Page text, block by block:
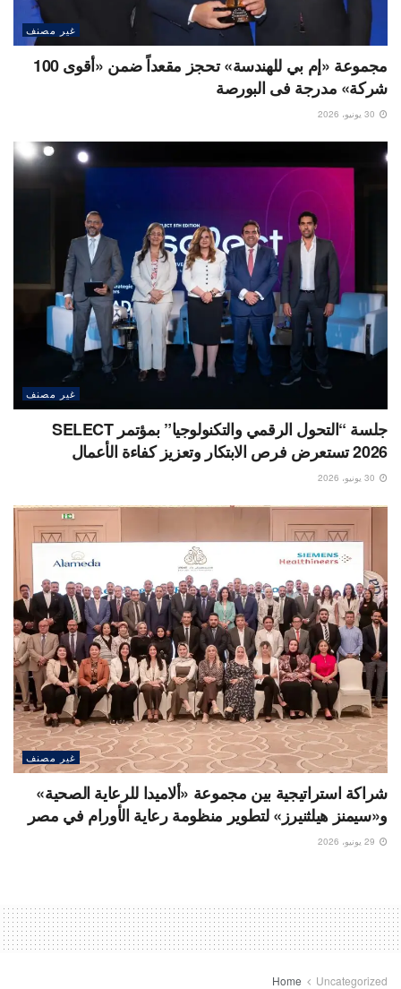
غير مصنف
مجموعة «إم بي للهندسة» تحجز مقعداً ضمن «أقوى 100
شركة» مدرجة فى البورصة
غير مصنف
جلسة “التحول الرقمي والتكنولوجيا” بمؤتمر SELECT
2026 تستعرض فرص الابتكار وتعزيز كفاءة الأعمال
غير مصنف
شراكة استراتيجية بين مجموعة «ألاميدا للرعاية الصحية»
و«سيمنز هيلثنيرز» لتطوير منظومة رعاية الأورام في مصر
Home Uncategorized